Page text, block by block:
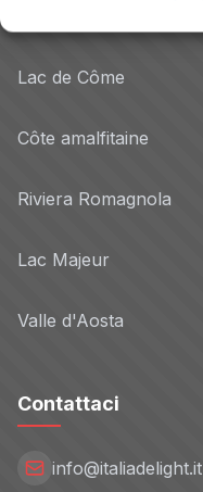
Lac de Côme
Côte amalfitaine
Riviera Romagnola
Lac Majeur
Valle d'Aosta
Contattaci
info@italiadelight.it